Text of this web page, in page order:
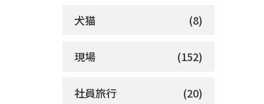
犬猫 (8)
現場 (152)
社員旅行 (20)